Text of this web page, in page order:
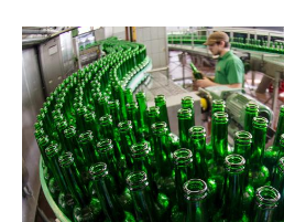
Umfragen, Prognosen,
Wahlprogramme, aktuelle Berichte
und Hintergründe zu den Parteien
und Kandidaten der anstehenden
Wahl.
Sendungen Programm
Audio-Archiv